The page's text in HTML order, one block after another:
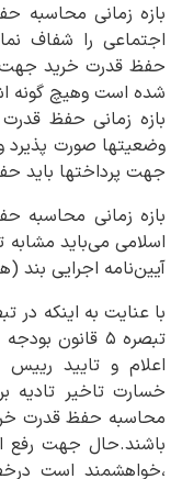
بازه زمانی محاسبه
اجتماعی را شفاف
حفظ قدرت خرید جهت
شده است وهیچ گونه
بازه زمانی حفظ
وضعیتها صورت پذیرد
جهت پرداختها باید
بازه زمانی محاسبه
آیین‌نامه اجرایی بند (ه‍) تبصره ۵ مورد
اعلام و تایید رییس
خسارت تاخیر تادیه
محاسبه حفظ قدرت
باشند.حال جهت رفع
،خواهشمند است